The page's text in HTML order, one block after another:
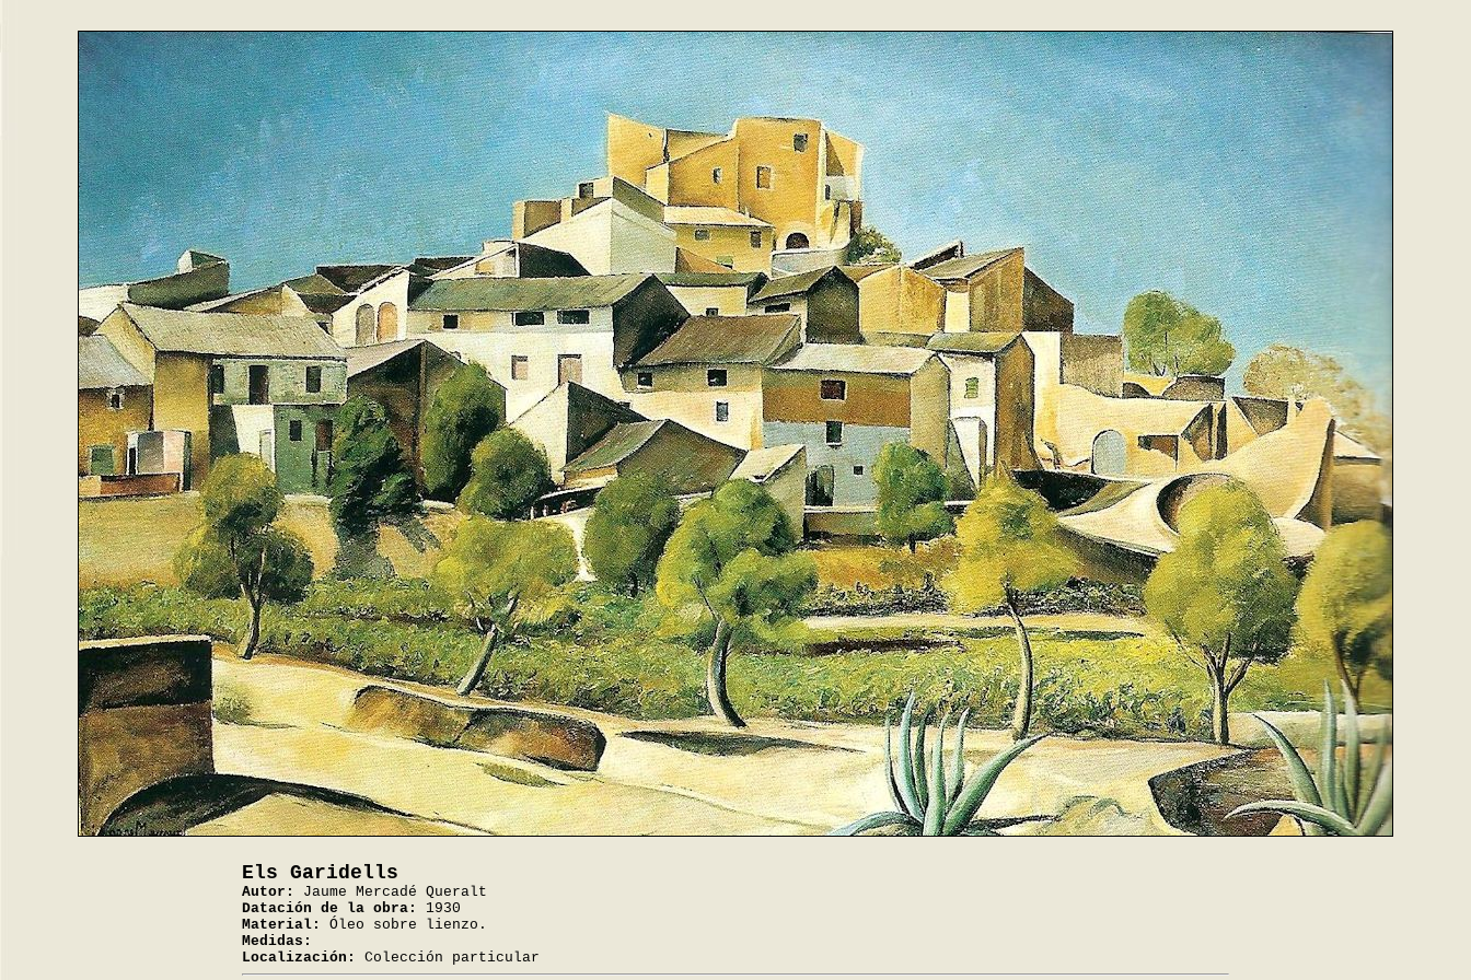
Els Garidells
Autor:
Jaume Mercadé Queralt
Datación de la obra:
1930
Material:
Óleo sobre lienzo.
Medidas:
Localización:
Colección particular